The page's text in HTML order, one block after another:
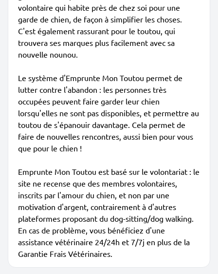
volontaire qui habite près de chez soi pour une
garde de chien, de façon à simplifier les choses.
C'est également rassurant pour le toutou, qui
trouvera ses marques plus facilement avec sa
nouvelle nounou.
Le système d'Emprunte Mon Toutou permet de
lutter contre l'abandon : les personnes très
occupées peuvent faire garder leur chien
lorsqu'elles ne sont pas disponibles, et permettre au
toutou de s'épanouir davantage. Cela permet de
faire de nouvelles rencontres, aussi bien pour vous
que pour le chien !
Emprunte Mon Toutou est basé sur le volontariat : le
site ne recense que des membres volontaires,
inscrits par l'amour du chien, et non par une
motivation d'argent, contrairement à d'autres
plateformes proposant du dog-sitting/dog walking.
En cas de problème, vous bénéficiez d'une
assistance vétérinaire 24/24h et 7/7j en plus de la
Garantie Frais Vétérinaires.